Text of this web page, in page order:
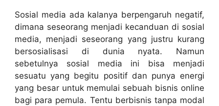
Sosial media ada kalanya berpengaruh negatif,
dimana seseorang menjadi kecanduan di sosial
media, menjadi seseorang yang justru kurang
bersosialisasi di dunia nyata. Namun
sebetulnya sosial media ini bisa menjadi
sesuatu yang begitu positif dan punya energi
yang besar untuk memulai sebuah bisnis online
bagi para pemula. Tentu berbisnis tanpa modal